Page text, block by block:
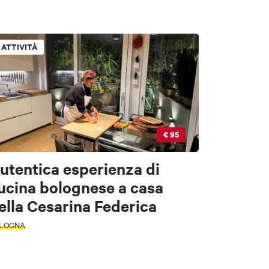
ATTIVITÀ
€ 95
esperienza di
bolognese a casa
Cesarina Federica